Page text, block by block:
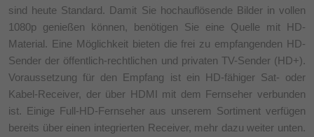
sind heute Standard. Damit Sie hochauflösende Bilder in vollen
1080p genießen können, benötigen Sie eine Quelle mit HD-
Material. Eine Möglichkeit bieten die frei zu empfangenden HD-
Sender der öffentlich-rechtlichen und privaten TV-Sender (HD+).
Voraussetzung für den Empfang ist ein HD-fähiger Sat- oder
Kabel-Receiver, der über HDMI mit dem Fernseher verbunden
ist. Einige Full-HD-Fernseher aus unserem Sortiment verfügen
bereits über einen integrierten Receiver, mehr dazu weiter unten.